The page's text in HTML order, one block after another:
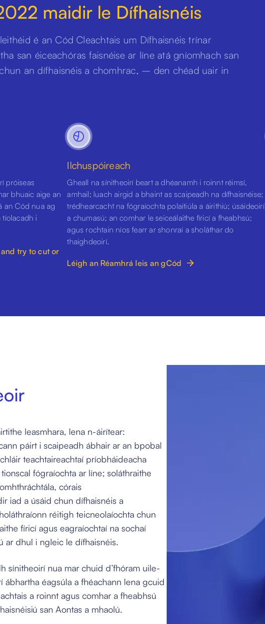
maidir le Dífhaisnéis
é an Cód Cleachtais um Dífhaisnéis trínar
san éiceachóras faisnéise ar líne atá gníomhach san
an dífhaisnéis a chomhrac, – den chéad uair in
próiseas
bhuaic aige an
an Cód nua ag
i
try to cut or
Ilchuspóireach
Gheall na sínitheoirí beart a dhéanamh i roinnt réimsí,
amhail; luach airgid a bhaint as scaipeadh na dífhaisnéise;
trédhearcacht na fógraíochta polaitiúla a áirithiú; úsáideoirí
a chumasú; an comhar le seiceálaithe fíricí a fheabhsú;
agus rochtain níos fearr ar shonraí a sholáthar do
thaighdeoirí.
Léigh an Réamhrá leis an gCód
leasmhara, lena n-áirítear:
páirt i scaipeadh ábhair ar an bpobal
teachtaireachtaí príobháideacha
fógraíochta ar líne; soláthraithe
córais
iad a úsáid chun dífhaisnéis a
réitigh teicneolaíochta chun
fíricí agus eagraíochtaí na sochaí
ar dhul i ngleic le dífhaisnéis.
sínitheoirí nua mar chuid d’fhóram uile-
éagsúla a fhéachann lena gcuid
a roinnt agus comhar a fheabhsú
san Aontas a mhaolú.